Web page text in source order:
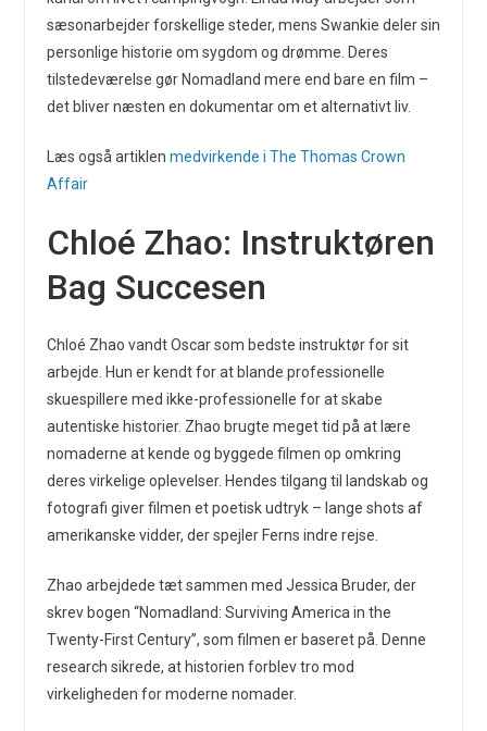
sæsonarbejder forskellige steder, mens Swankie deler sin
personlige historie om sygdom og drømme. Deres
tilstedeværelse gør Nomadland mere end bare en film –
det bliver næsten en dokumentar om et alternativt liv.
Læs også artiklen medvirkende i The Thomas Crown
Affair
Chloé Zhao: Instruktøren
Bag Succesen
Chloé Zhao vandt Oscar som bedste instruktør for sit
arbejde. Hun er kendt for at blande professionelle
skuespillere med ikke-professionelle for at skabe
autentiske historier. Zhao brugte meget tid på at lære
nomaderne at kende og byggede filmen op omkring
deres virkelige oplevelser. Hendes tilgang til landskab og
fotografi giver filmen et poetisk udtryk – lange shots af
amerikanske vidder, der spejler Ferns indre rejse.
Zhao arbejdede tæt sammen med Jessica Bruder, der
skrev bogen “Nomadland: Surviving America in the
Twenty-First Century”, som filmen er baseret på. Denne
research sikrede, at historien forblev tro mod
virkeligheden for moderne nomader.